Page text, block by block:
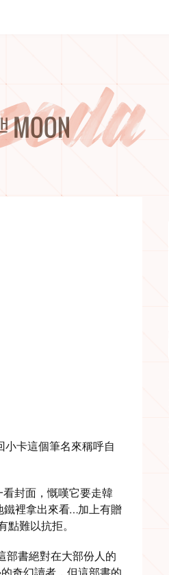
小卡這個筆名來稱呼自
封面，慨嘆它要走韓
鐵裡拿出來看…加上有贈
難以抗拒。
部書絕對在大部份人的